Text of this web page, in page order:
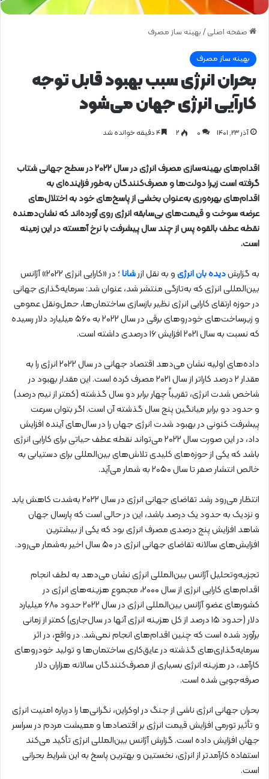
صفحه اصلی / بهینه ساز مصرف
بهینه ساز مصرف
بحران انرژی سبب بهبود قابل توجه
کارآیی انرژی جهان می‌شود
آذر ۲۳, ۱۴۰۱ 0 ۲
اقدام‌های بهینه‌سازی مصرف انرژی در سال ۲۰۲۲ در سطح جهانی شتاب
گرفته است زیرا دولت‌ها و مصرف‌کنندگان به‌طور فزاینده‌ای به
اقدام‌های بهره‌وری به‌عنوان بخشی از پاسخ‌های خود به اختلال‌های
عرضه سوخت و قیمت‌های بی‌سابقه انرژی روی آورده‌اند که نشان‌دهنده
نقطه‌ عطف بالقوه پس از چند سال پیشرفت با نرخ آهسته در این زمینه
است.
به گزارشدیده بان انرژیو به نقل ازرشانا
؛ در «کارایی انرژی ۲۰۲۲» آژانس
بین‌المللی انرژی که به‌تازگی منتشر شد، عنوان شد: سرمایه‌گذاری‌ جهانی
در حوزه ارتقای کارایی انرژی نظیر بازسازی ساختمان‌ها، حمل‌ونقل عمومی
و زیرساخت‌های خودروهای برقی در سال ۲۰۲۲ به ۵۶۰ میلیارد دلار رسیده
که نسبت به سال ۲۰۲۱ افزایش ۱۶ درصدی داشته است.
داده‌های اولیه نشان می‌دهد اقتصاد جهانی در سال ۲۰۲۲ انرژی را به
مقدار ۲ درصد کاراتر از سال ۲۰۲۱ مصرف کرده است. این مقدار بهبود در
شاخص شدت انرژی، تقریباً چهار برابر دو سال گذشته (کمتر از نیم درصد)
و حدود دو برابر میانگین پنج سال گذشته آن است. اگر بتوان سرعت
پیشرفت کنونی در بهبود شدت انرژی جهان را در سال‌های آینده افزایش
داد، در این صورت سال ۲۰۲۲ می‌تواند نقطه عطف حیاتی برای کارایی انرژی
باشد که یکی از حوزه‌های کلیدی تلاش‌های بین‌المللی برای دستیابی به
خالص انتشار صفر تا سال ۲۰۵۰ به شمار می‌آید.
انتظار می‌رود رشد تقاضای جهانی انرژی در سال ۲۰۲۲ به‌شدت کاهش یابد
و نزدیک به حدود یک درصد باشد، این در حالی است که پارسال جهان
شاهد افزایش پنج درصدی مصرف انرژی بود که یکی از بیشترین
افزایش‌های سالانه تقاضای جهانی انرژی در ۵۰ سال اخیر به‌شمار می‌رود.
تجزیه‌وتحلیل آژانس بین‌المللی انرژی نشان می‌دهد به لطف انجام
اقدام‌های کارایی انرژی از سال ۲۰۰۰، مجموع هزینه‌های انرژی در
کشورهای عضو آژانس بین‌المللی انرژی در سال ۲۰۲۲ حدود ۶۸۰ میلیارد
دلار (حدود ۱۵ درصد از کل هزینه انرژی آنها در سال‌جاری) کمتر از زمانی
برآورد شده است که چنین اقدام‌های انجام نمی‌شد. در واقع، در اثر
سرمایه‌گذاری‌های گذشته در عایق‌کاری ساختمان‌ها و تولید خودروهای
کارآمد، در هزینه انرژی بسیاری از مصرف‌کنندگان سالانه هزاران دلار
صرفه‌جویی شده است.
بحران جهانی انرژی ناشی از جنگ در اوکراین، نگرانی‌ها را درباره امنیت انرژی
و تأثیر تورمی افزایش قیمت انرژی بر اقتصادها و معیشت مردم در سراسر
جهان افزایش داده است. گزارش آژانس بین‌المللی انرژی تأکید می‌کند
استفاده کارآمدتر از انرژی، نخستین و بهترین پاسخ به این شرایط بحرانی
است.